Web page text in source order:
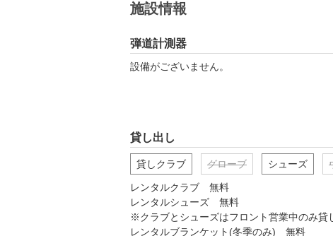
施設情報
弾道計測器
設備がございません。
貸し出し
貸しクラブ グローブ シューズ
レンタルクラブ　無料
レンタルシューズ　無料
※クラブとシューズはフロント営業中のみ貸
レンタルブランケット(冬季のみ)　無料